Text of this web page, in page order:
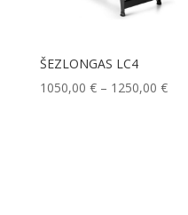
ŠEZLONGAS LC4
1050,00 € – 1250,00 €Price